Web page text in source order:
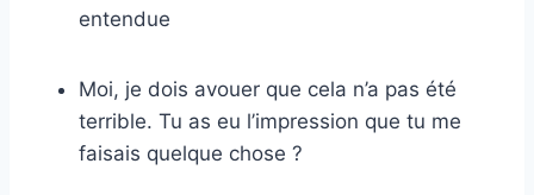
entendue
Moi, je dois avouer que cela n’a pas été
terrible. Tu as eu l’impression que tu me
faisais quelque chose ?